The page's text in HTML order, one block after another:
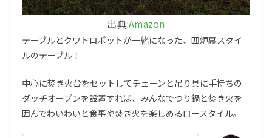
出典:Amazon
テーブルとクワトロポットが一緒になった、囲炉裏スタイ
ルのテーブル！
中心に焚き火台をセットしてチェーンと吊り具に手持ちの
ダッチオーブンを設置すれば、みんなでつり鍋と焚き火を
囲んでわいわいと食事や焚き火を楽しめるロースタイル。